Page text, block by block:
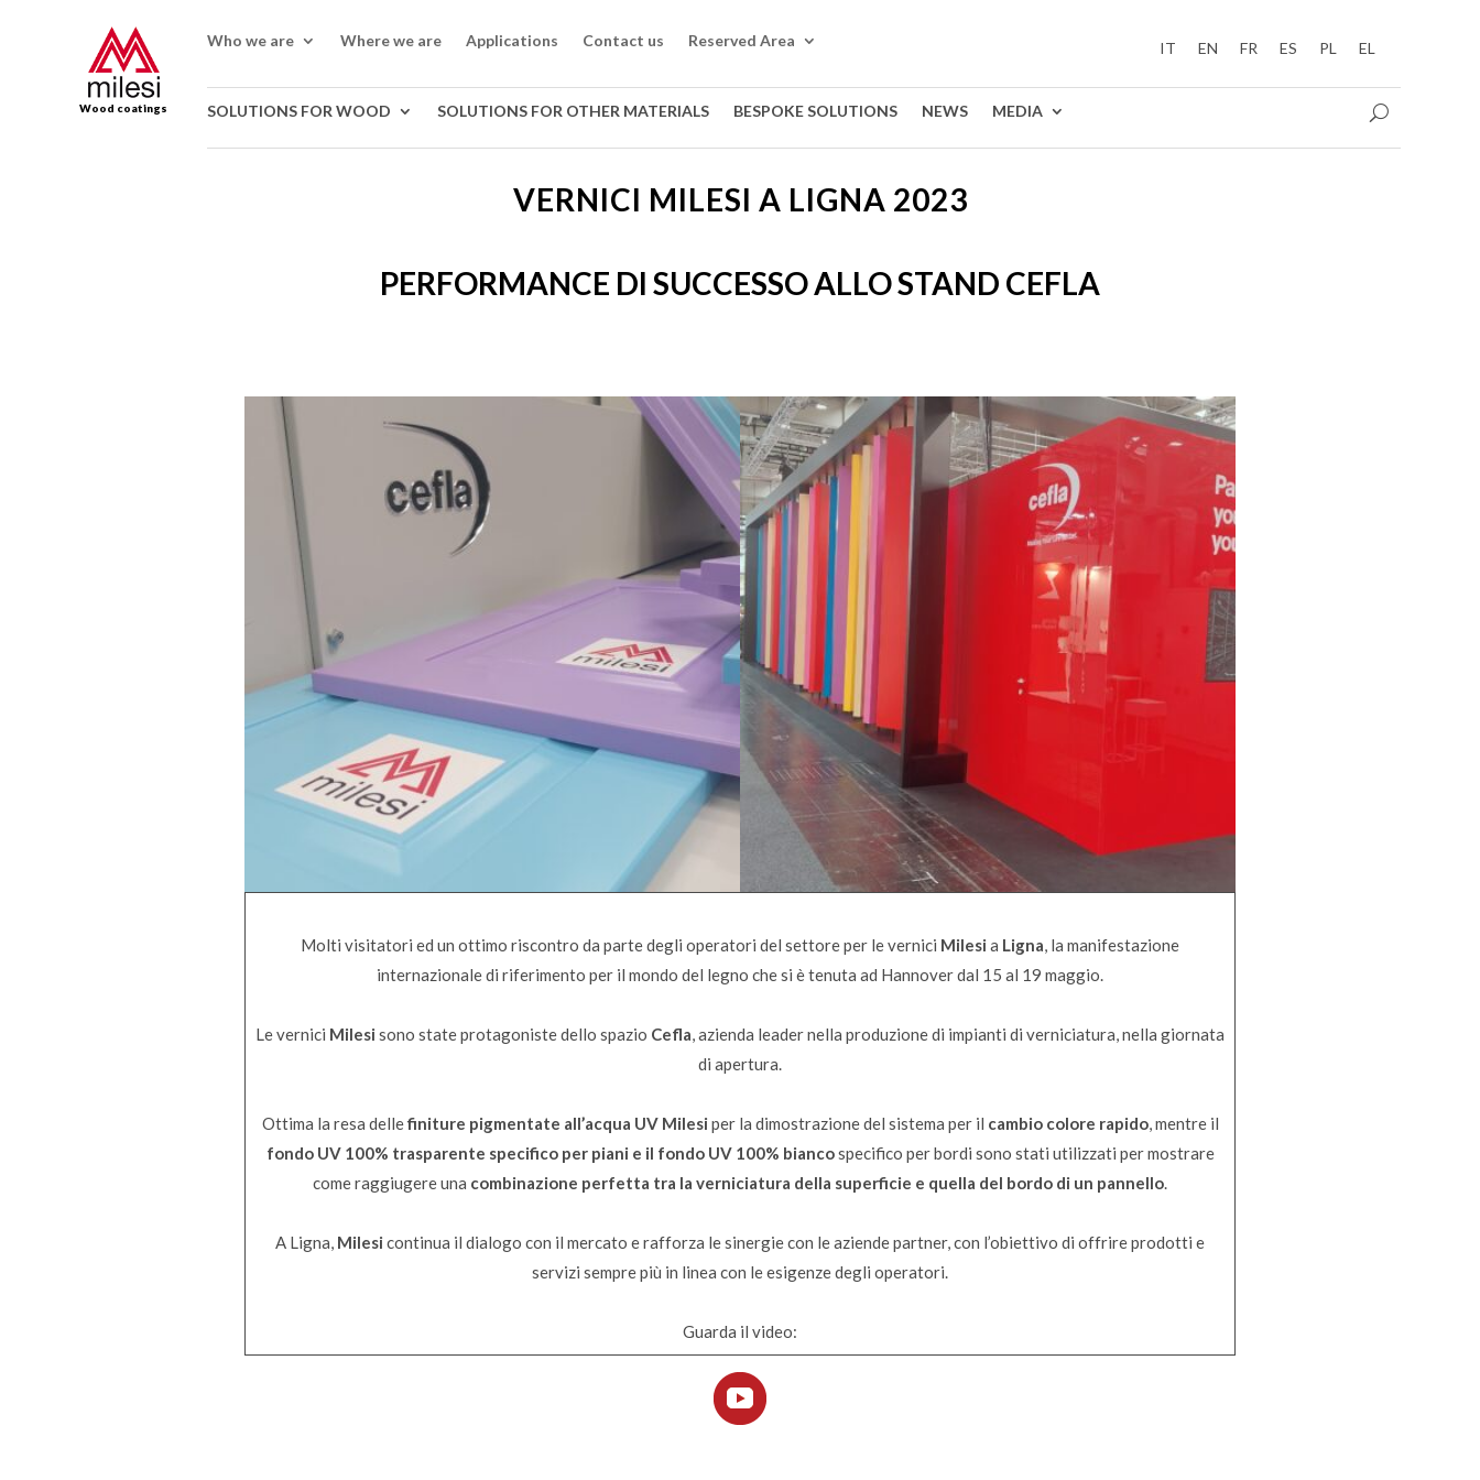
Wood coatings
Who we are Where we are Applications Contact us Reserved Area IT EN FR ES PL EL
SOLUTIONS FOR WOOD SOLUTIONS FOR OTHER MATERIALS BESPOKE SOLUTIONS NEWS MEDIA
VERNICI MILESI A LIGNA 2023
PERFORMANCE DI SUCCESSOALLO STAND CEFLA
Molti visitatori ed un ottimo riscontro da parte degli operatori del settore per le vernici Milesi a Ligna, la manifestazione
internazionale di riferimento per il mondo del legno che si è tenuta ad Hannover dal 15 al 19 maggio.
Le vernici Milesi sono state protagoniste dello spazio Cefla, azienda leader nella produzione di impianti di verniciatura, nella giornata
di apertura.
Ottima la resa dellefiniture pigmentate all’acqua UV Milesi per la dimostrazione del sistema per il cambio colore rapido, mentre il
fondo UV 100% trasparente specifico per piani e il fondo UV 100% biancospecifico per bordi sono stati utilizzati per mostrare
come raggiugere una combinazione perfetta tra la verniciatura della superficie e quella del bordo di un pannello.
A Ligna, Milesi continua il dialogo con il mercato e rafforza le sinergie con le aziende partner, con l’obiettivo di offrire prodotti e
servizi sempre più in linea con le esigenze degli operatori.
Guarda il video: